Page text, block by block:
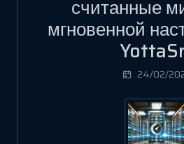
считанные
мгновенной
24/02/